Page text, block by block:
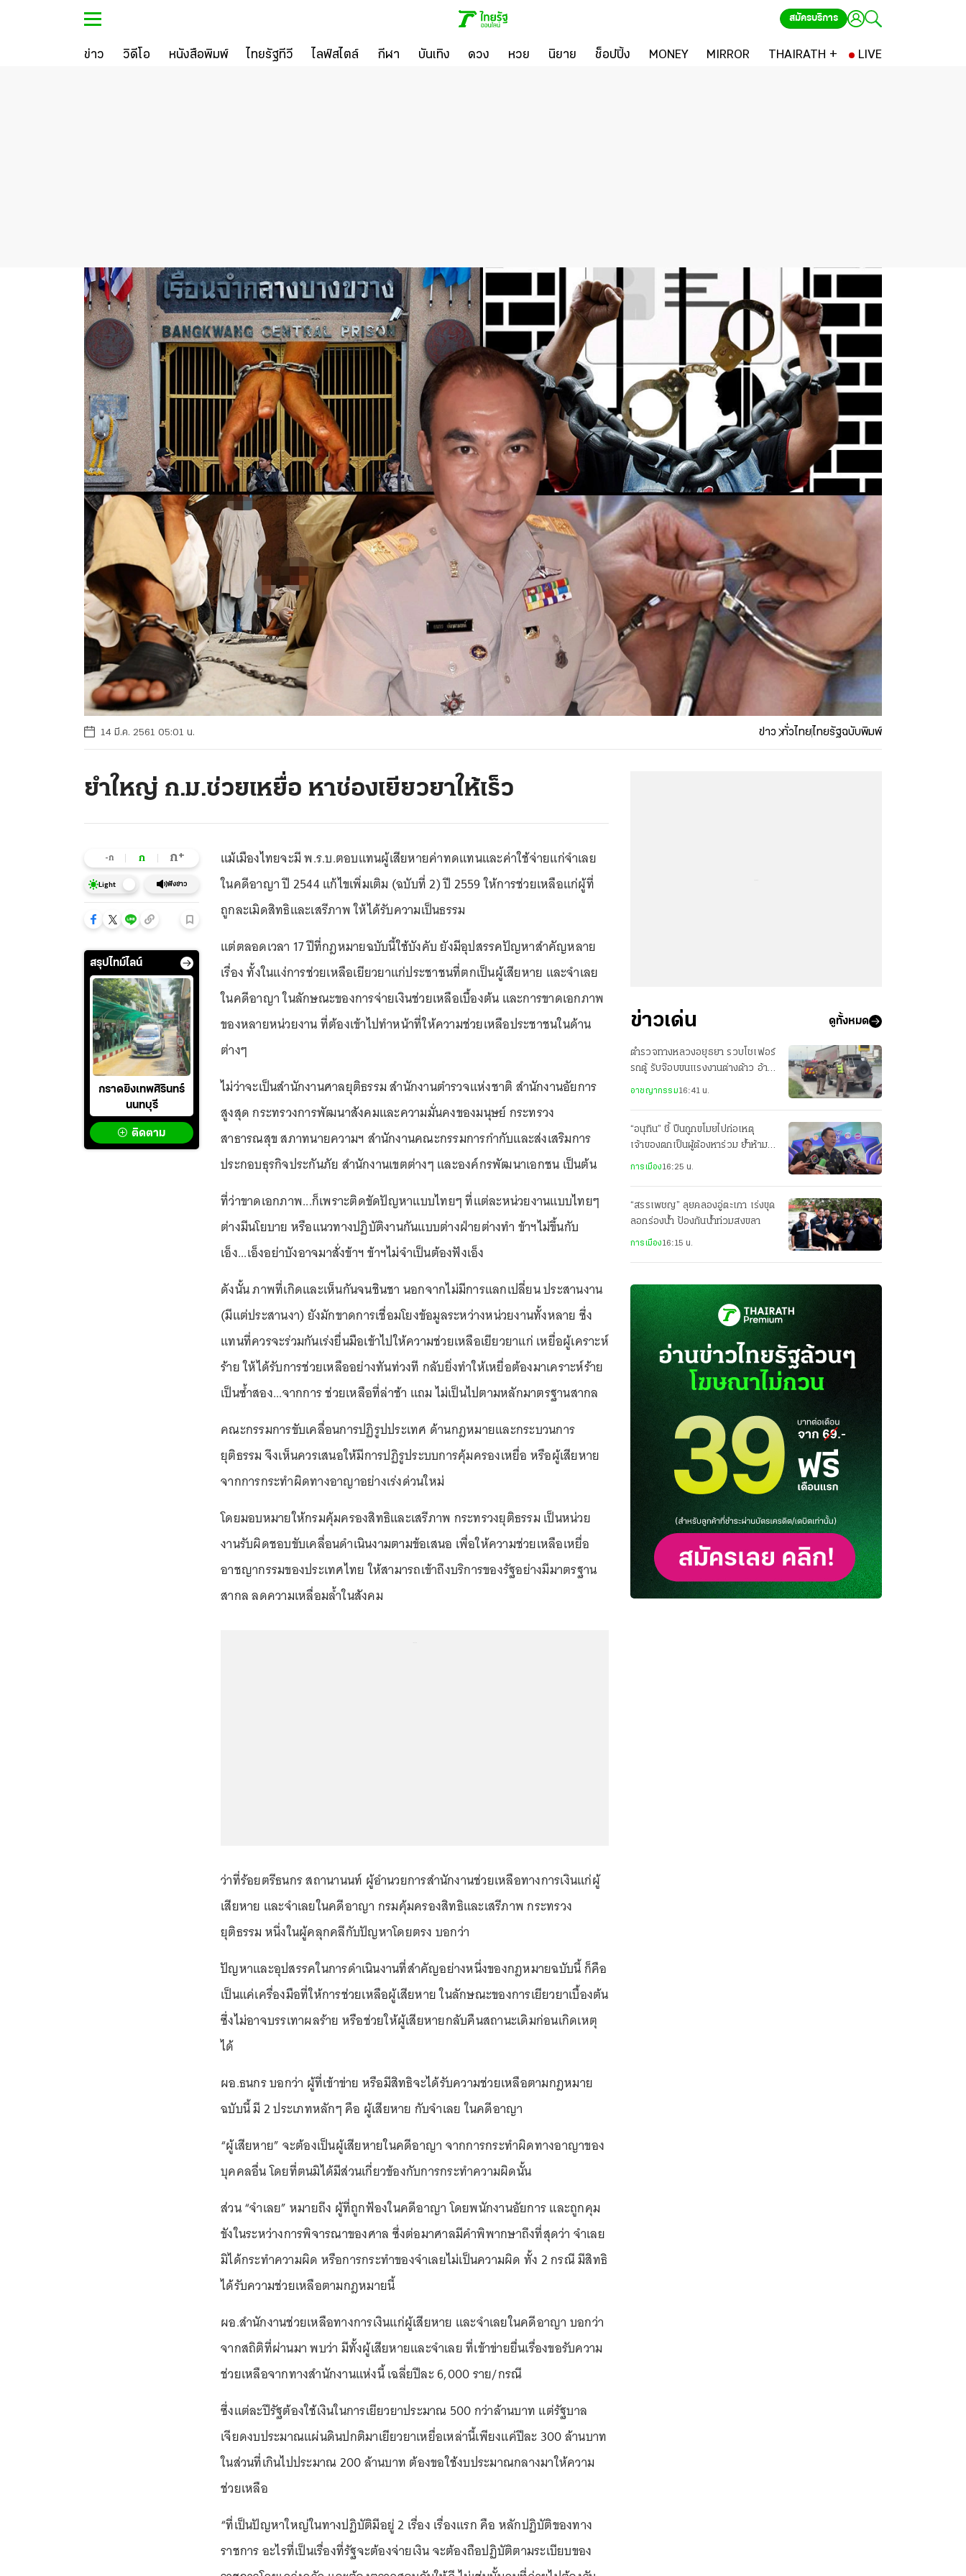
สมัครบริการ
ข่าว วิดีโอ หนังสือพิมพ์ ไทยรัฐทีวี ไลฟ์สไตล์ กีฬา บันเทิง ดวง หวย นิยาย ช็อปปิ้ง MONEY MIRROR THAIRATH + LIVE
14 มี.ค. 2561 05:01 น. ข่าว ทั่วไทยไทยรัฐฉบับพิมพ์
ยำใหญ่ ก.ม.ช่วยเหยื่อ หาช่องเยียวยาให้เร็ว
-ก ก ก+
Light ฟังข่าว
สรุปไทม์ไลน์
กราดยิงเทพศิรินทร์
นนทบุรี
ติดตาม
แม้เมืองไทยจะมี พ.ร.บ.ตอบแทนผู้เสียหายค่าทดแทนและค่าใช้จ่ายแก่จำเลย
ในคดีอาญา ปี 2544 แก้ไขเพิ่มเติม (ฉบับที่ 2) ปี 2559 ให้การช่วยเหลือแก่ผู้ที่
ถูกละเมิดสิทธิและเสรีภาพ ให้ได้รับความเป็นธรรม
แต่ตลอดเวลา 17 ปีที่กฎหมายฉบับนี้ใช้บังคับ ยังมีอุปสรรคปัญหาสำคัญหลาย
เรื่อง ทั้งในแง่การช่วยเหลือเยียวยาแก่ประชาชนที่ตกเป็นผู้เสียหาย และจำเลย
ในคดีอาญา ในลักษณะของการจ่ายเงินช่วยเหลือเบื้องต้น และการขาดเอกภาพ
ของหลายหน่วยงาน ที่ต้องเข้าไปทำหน้าที่ให้ความช่วยเหลือประชาชนในด้าน
ต่างๆ
ไม่ว่าจะเป็นสำนักงานศาลยุติธรรม สำนักงานตำรวจแห่งชาติ สำนักงานอัยการ
สูงสุด กระทรวงการพัฒนาสังคมและความมั่นคงของมนุษย์ กระทรวง
สาธารณสุข สภาทนายความฯ สำนักงานคณะกรรมการกำกับและส่งเสริมการ
ประกอบธุรกิจประกันภัย สำนักงานเขตต่างๆ และองค์กรพัฒนาเอกชน เป็นต้น
ที่ว่าขาดเอกภาพ...ก็เพราะติดขัดปัญหาแบบไทยๆ ที่แต่ละหน่วยงานแบบไทยๆ
ต่างมีนโยบาย หรือแนวทางปฏิบัติงานกันแบบต่างฝ่ายต่างทำ ข้าฯไม่ขึ้นกับ
เอ็ง...เอ็งอย่าบังอาจมาสั่งข้าฯ ข้าฯไม่จำเป็นต้องฟังเอ็ง
ดังนั้น ภาพที่เกิดและเห็นกันจนชินชา นอกจากไม่มีการแลกเปลี่ยน ประสานงาน
(มีแต่ประสานงา) ยังมักขาดการเชื่อมโยงข้อมูลระหว่างหน่วยงานทั้งหลาย ซึ่ง
แทนที่ควรจะร่วมกันเร่งยื่นมือเข้าไปให้ความช่วยเหลือเยียวยาแก่ เหยื่อผู้เคราะห์
ร้าย ให้ได้รับการช่วยเหลืออย่างทันท่วงที กลับยิ่งทำให้เหยื่อต้องมาเคราะห์ร้าย
เป็นซ้ำสอง...จากการ ช่วยเหลือที่ล่าช้า แถม ไม่เป็นไปตามหลักมาตรฐานสากล
คณะกรรมการขับเคลื่อนการปฏิรูปประเทศ ด้านกฎหมายและกระบวนการ
ยุติธรรม จึงเห็นควรเสนอให้มีการปฏิรูประบบการคุ้มครองเหยื่อ หรือผู้เสียหาย
จากการกระทำผิดทางอาญาอย่างเร่งด่วนใหม่
โดยมอบหมายให้กรมคุ้มครองสิทธิและเสรีภาพ กระทรวงยุติธรรม เป็นหน่วย
งานรับผิดชอบขับเคลื่อนดำเนินงามตามข้อเสนอ เพื่อให้ความช่วยเหลือเหยื่อ
อาชญากรรมของประเทศไทย ให้สามารถเข้าถึงบริการของรัฐอย่างมีมาตรฐาน
สากล ลดความเหลื่อมล้ำในสังคม
ว่าที่ร้อยตรีธนกร สถานานนท์ ผู้อำนวยการสำนักงานช่วยเหลือทางการเงินแก่ผู้
เสียหาย และจำเลยในคดีอาญา กรมคุ้มครองสิทธิและเสรีภาพ กระทรวง
ยุติธรรม หนึ่งในผู้คลุกคลีกับปัญหาโดยตรง บอกว่า
ปัญหาและอุปสรรคในการดำเนินงานที่สำคัญอย่างหนึ่งของกฎหมายฉบับนี้ ก็คือ
เป็นแค่เครื่องมือที่ให้การช่วยเหลือผู้เสียหาย ในลักษณะของการเยียวยาเบื้องต้น
ซึ่งไม่อาจบรรเทาผลร้าย หรือช่วยให้ผู้เสียหายกลับคืนสถานะเดิมก่อนเกิดเหตุ
ได้
ผอ.ธนกร บอกว่า ผู้ที่เข้าข่าย หรือมีสิทธิจะได้รับความช่วยเหลือตามกฎหมาย
ฉบับนี้ มี 2 ประเภทหลักๆ คือ ผู้เสียหาย กับจำเลย ในคดีอาญา
“ผู้เสียหาย” จะต้องเป็นผู้เสียหายในคดีอาญา จากการกระทำผิดทางอาญาของ
บุคคลอื่น โดยที่ตนมิได้มีส่วนเกี่ยวข้องกับการกระทำความผิดนั้น
ส่วน “จำเลย” หมายถึง ผู้ที่ถูกฟ้องในคดีอาญา โดยพนักงานอัยการ และถูกคุม
ขังในระหว่างการพิจารณาของศาล ซึ่งต่อมาศาลมีคำพิพากษาถึงที่สุดว่า จำเลย
มิได้กระทำความผิด หรือการกระทำของจำเลยไม่เป็นความผิด ทั้ง 2 กรณี มีสิทธิ
ได้รับความช่วยเหลือตามกฎหมายนี้
ผอ.สำนักงานช่วยเหลือทางการเงินแก่ผู้เสียหาย และจำเลยในคดีอาญา บอกว่า
จากสถิติที่ผ่านมา พบว่า มีทั้งผู้เสียหายและจำเลย ที่เข้าข่ายยื่นเรื่องขอรับความ
ช่วยเหลือจากทางสำนักงานแห่งนี้ เฉลี่ยปีละ 6,000 ราย/กรณี
ซึ่งแต่ละปีรัฐต้องใช้เงินในการเยียวยาประมาณ 500 กว่าล้านบาท แต่รัฐบาล
เจียดงบประมาณแผ่นดินปกติมาเยียวยาเหยื่อเหล่านี้เพียงแค่ปีละ 300 ล้านบาท
ในส่วนที่เกินไปประมาณ 200 ล้านบาท ต้องขอใช้งบประมาณกลางมาให้ความ
ช่วยเหลือ
“ที่เป็นปัญหาใหญ่ในทางปฏิบัติมีอยู่ 2 เรื่อง เรื่องแรก คือ หลักปฏิบัติของทาง
ราชการ อะไรที่เป็นเรื่องที่รัฐจะต้องจ่ายเงิน จะต้องถือปฏิบัติตามระเบียบของ
ข่าวเด่น ดูทั้งหมด
ตำรวจทางหลวงอยุธยา รวบโชเฟอร์
รถตู้ รับจ๊อบขนแรงงานต่างด้าว อ้าง
อาชญากรรม16:41 น.
“อนุทิน” ชี้ ปืนถูกขโมยไปก่อเหตุ
เจ้าของตกเป็นผู้ต้องหาร่วม ย้ำห้าม
พกปืนออกนอกเคหสถาน
การเมือง16:25 น.
“สรรเพชญ” ลุยคลองอู่ตะเภา เร่งขุด
ลอกร่องน้ำ ป้องกันน้ำท่วมสงขลา
การเมือง16:15 น.